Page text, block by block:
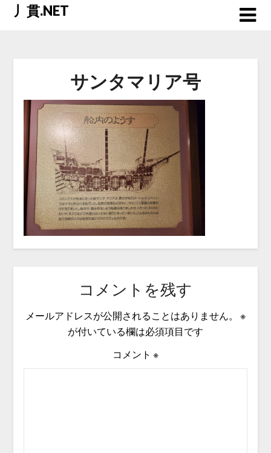
Skip丿貫.NET
サンタマリア号
コメントを残す
メールアドレスが公開されることはありません。
※
が付いている欄は必須項目です
コメント ※